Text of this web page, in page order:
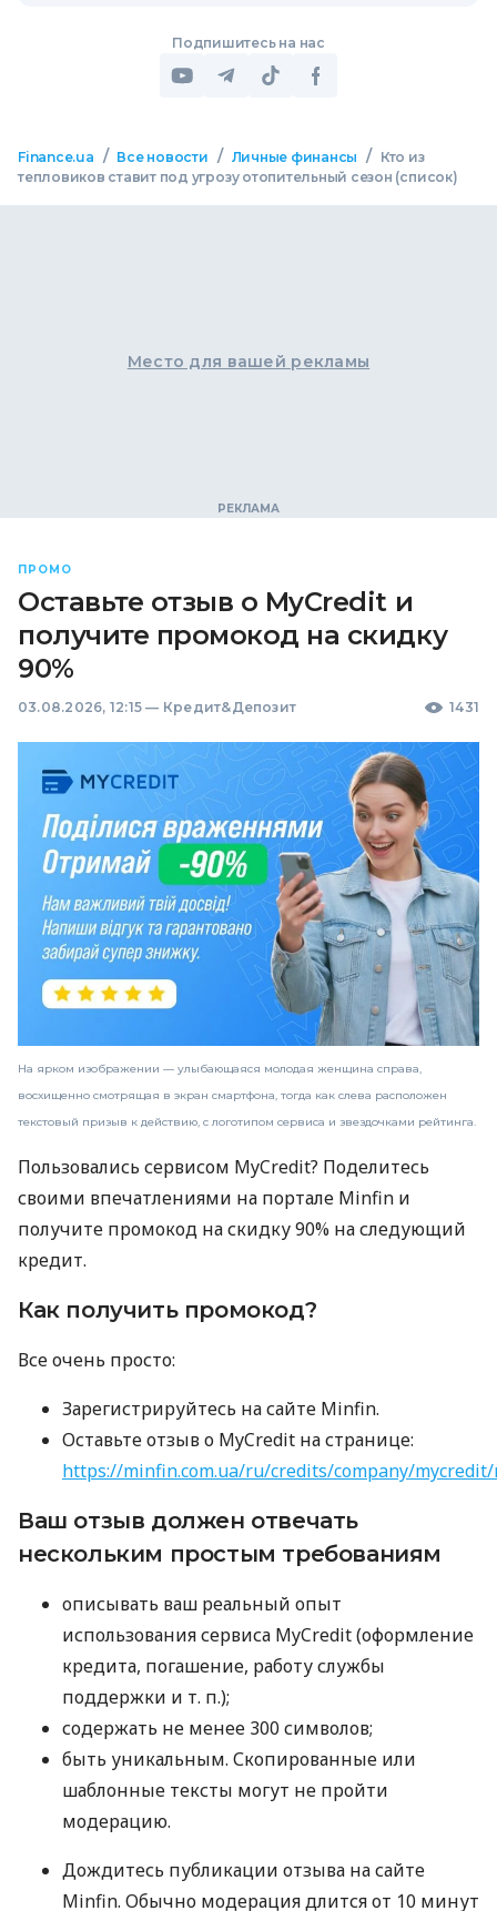
Подпишитесь на нас
Finance.ua / Все новости / Личные финансы /
Кто из
тепловиков ставит под угрозу отопительный сезон (список)
Место для вашей рекламы
ПРОМО
Оставьте отзыв о MyCredit и
получите промокод на скидку
90%
03.08.2026, 12:15 — Кредит&Депозит 1431
На ярком изображении — улыбающаяся молодая женщина справа,
восхищенно смотрящая в экран смартфона, тогда как слева расположен
текстовый призыв к действию, с логотипом сервиса и звездочками рейтинга.
Пользовались сервисом MyCredit? Поделитесь
своими впечатлениями на портале Minfin и
получите промокод на скидку 90% на следующий
кредит.
Как получить промокод?
Все очень просто:
Зарегистрируйтесь на сайте Minfin.
Оставьте отзыв о MyCredit на странице:
https://minfin.com.ua/ru/credits/company/
Ваш отзыв должен отвечать
нескольким простым требованиям
описывать ваш реальный опыт
использования сервиса MyCredit (оформление
кредита, погашение, работу службы
поддержки и т. п.);
содержать не менее 300 символов;
быть уникальным. Скопированные или
шаблонные тексты могут не пройти
модерацию.
Дождитесь публикации отзыва на сайте
Minfin. Обычно модерация длится от 10 минут